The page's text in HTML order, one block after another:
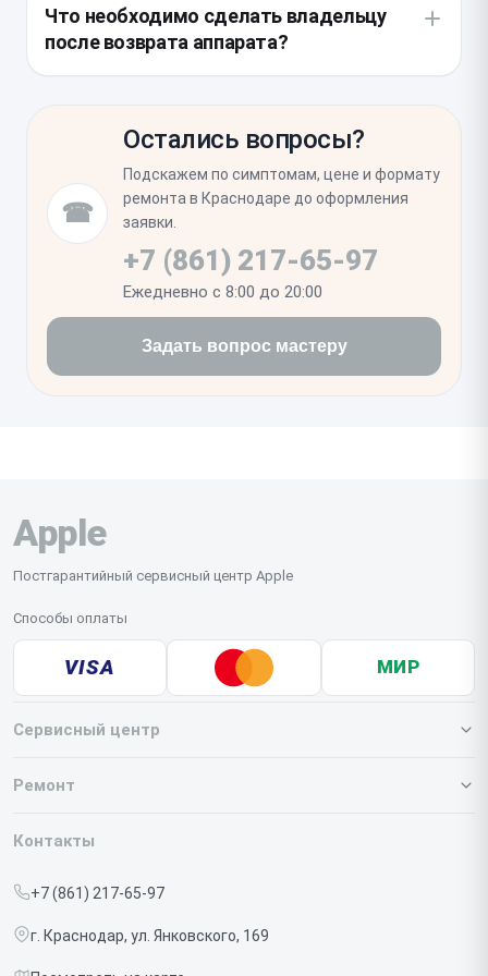
микрофона и антенн, расположенных рядом.
Нередко под разъемом скапливается влага,
поэтому мастер осматривает плату на наличие
Что необходимо сделать владельцу
после возврата аппарата?
После замены разъема настройки операционной
системы не требуют изменений, однако убедитесь,
что смартфон корректно определяет аксессуар
при подключении к компьютеру.
☎
Остались вопросы?
Подскажем по симптомам, цене и формату
ремонта в Краснодаре до оформления
заявки.
+7 (861) 217-65-97
Ежедневно с 8:00 до 20:00
Задать вопрос мастеру
Apple
Постгарантийный сервисный центр Apple
Способы оплаты
VISA МИР
Сервисный центр
О нашем сервисе
Срочный ремонт
Доставка и способы оплаты
Ремонт
Iphone
Контакты
+7 (861) 217-65-97
г. Краснодар, ул. Янковского, 169